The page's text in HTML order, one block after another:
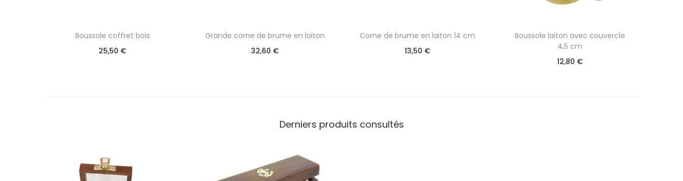
Boussole coffret bois
25,50 €
Grande corne de brume en laiton
32,60 €
Corne de brume en laiton 14 cm
13,50 €
Boussole laiton avec couvercle
4,5 cm
12,80 €
Derniers produits consultés